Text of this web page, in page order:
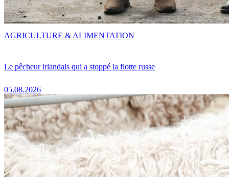
Le pêcheur irlandais qui a stoppé la flotte russe
05.08.2026
AGRICULTURE & ALIMENTATION